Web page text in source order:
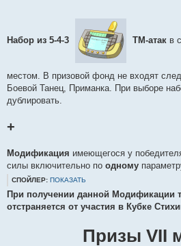
Набор из 5-4-3 ТМ-атак в
местом. В призовой фонд не входят
Боевой Танец, Приманка. При выборе
дублировать.
+
Модификация имеющегося у
силы включительно по одному
СПОЙЛЕР: ПОКАЗАТЬ
При получении данной Модификации
отстраняется от участия в Кубке
Призы VII